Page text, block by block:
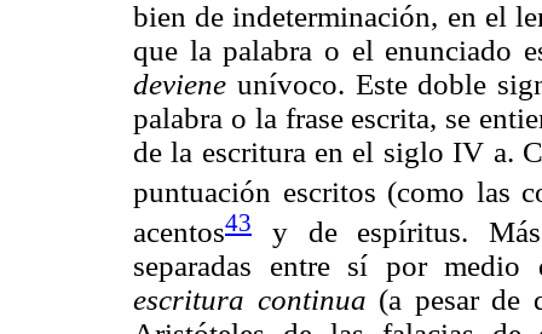
bien de indeterminación, en el
que la palabra o el enunciado
deviene unívoco. Este doble
palabra o la frase escrita, se
de la escritura en el siglo IV a.
puntuación escritos (como las
acentos43
y de espíritus. Más
separadas entre sí por
escritura continua (a pesar de